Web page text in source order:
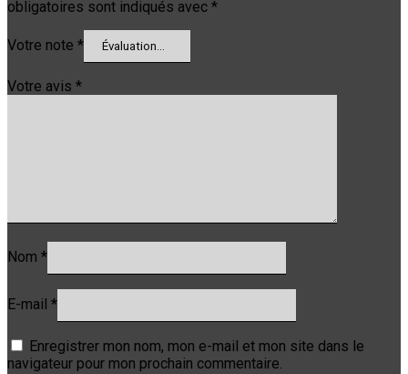
obligatoires sont indiqués avec *
Votre note *
Votre avis *
Nom *
E-mail *
Enregistrer mon nom, mon e-mail et mon site dans le
navigateur pour mon prochain commentaire.